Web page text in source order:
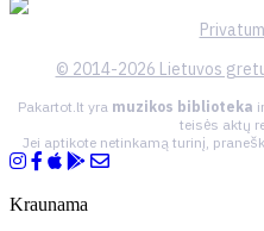
© 2014-2026 Lietuvos
Pakartot.lt yra muzikos biblioteka
teisės aktų
Jei aptikote netinkamą turinį,
Kraunama